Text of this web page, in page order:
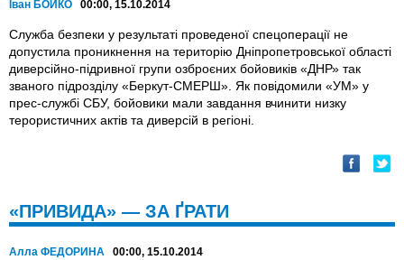
Іван БОЙКО 00:00, 15.10.2014
Служба безпеки у результаті проведеної спецоперації не
допустила проникнення на територію Дніпропетровської області
диверсійно-підривної групи озброєних бойовиків «ДНР» так
званого підрозділу «Беркут-СМЕРШ». Як повідомили «УМ» у
прес-службі СБУ, бойовики мали завдання вчинити низку
терористичних актів та диверсій в регіоні.
«ПРИВИДА» — ЗА ҐРАТИ
Алла ФЕДОРИНА 00:00, 15.10.2014